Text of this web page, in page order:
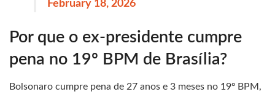
February 18, 2026
Por que o ex-presidente cumpre
pena no 19º BPM de Brasília?
Bolsonaro cumpre pena de 27 anos e 3 meses no 19º BPM,